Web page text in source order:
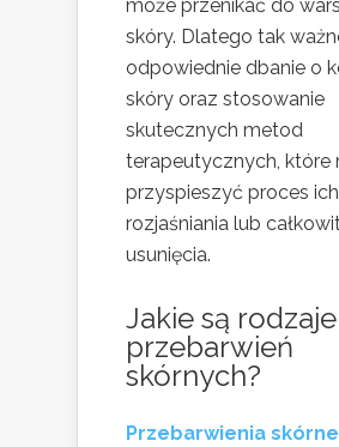
może przenikać do
skóry. Dlatego tak
odpowiednie dbanie o
skóry oraz stosowanie
skutecznych metod
terapeutycznych, które
przyspieszyć proces ich
rozjaśniania lub
usunięcia.
Jakie są rodzaje
przebarwień
skórnych?
Przebarwienia skórne